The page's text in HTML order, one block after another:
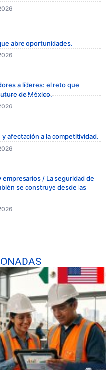
abre oportunidades.
a líderes: el reto que
de México.
afectación a la competitividad.
empresarios / La seguridad de
se construye desde las